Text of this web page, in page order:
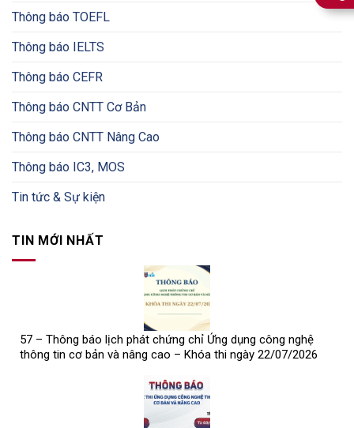
Thông báo TOEFL
Thông báo IELTS
Thông báo CEFR
Thông báo CNTT Cơ Bản
Thông báo CNTT Nâng Cao
Thông báo IC3, MOS
Tin tức & Sự kiện
TIN MỚI NHẤT
57 – Thông báo lịch phát chứng chỉ Ứng dụng công nghệ
thông tin cơ bản và nâng cao – Khóa thi ngày 22/07/2026